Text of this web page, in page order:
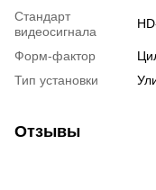
Стандарт
видеосигнала
Форм-фактор
Тип установки
Отзывы